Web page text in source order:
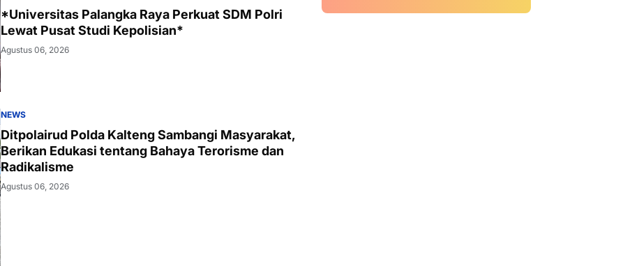
*Universitas Palangka Raya Perkuat SDM Polri
Lewat Pusat Studi Kepolisian*
Agustus 06, 2026
NEWS
Ditpolairud Polda Kalteng Sambangi Masyarakat,
Berikan Edukasi tentang Bahaya Terorisme dan
Radikalisme
Agustus 06, 2026